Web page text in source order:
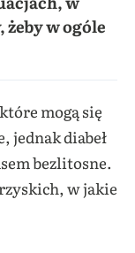
w ogóle
mogą się
jednak diabeł
bezlitosne.
w jakie